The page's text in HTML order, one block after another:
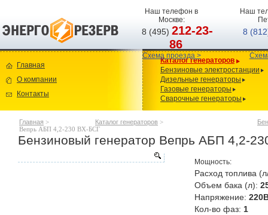
Наш телефон в
Москве:
8 (495)212-23-
86
Схема проезда >
Наш
8
Главная
О компании
Контакты
Каталог генераторов
Бензиновые электростанции
Дизельные генераторы
Газовые генераторы
Сварочные генераторы
Главная > Каталог генераторов >
Вепрь АБП 4,2-230 ВX-БСГ
Бензиновый генератор Вепрь АБП 4,2-
Мощность:
Расход топлива
Объем бака (л):
Напряжение:
Кол-во фаз: 1